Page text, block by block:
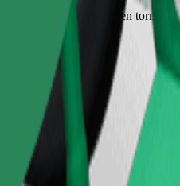
niños de 2 a 6 años (en torno